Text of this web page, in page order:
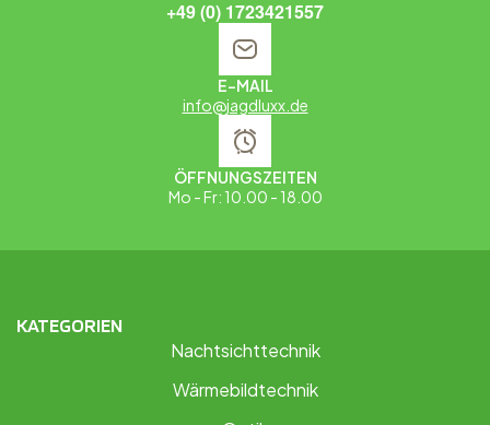
+49 (0) 1723421557
E-MAIL
info@jagdluxx.de
ÖFFNUNGSZEITEN
Mo - Fr: 10.00 - 18.00
KATEGORIEN
Nachtsichttechnik
Wärmebildtechnik